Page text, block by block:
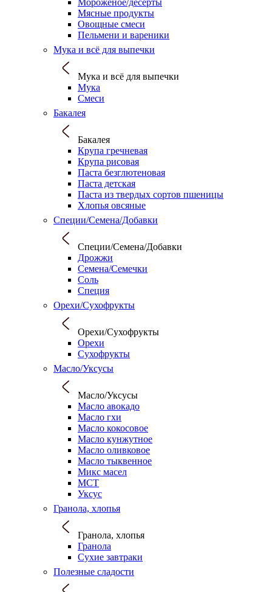
Мясные продукты
Овощные смеси
Пельмени и вареники
Мука и всё для выпечки
Мука и всё для выпечки
Мука
Смеси
Бакалея
Бакалея
Крупа гречневая
Крупа рисовая
Паста безглютеновая
Паста детская
Паста из твердых сортов пшеницы
Хлопья овсяные
Специи/Семена/Добавки
Специи/Семена/Добавки
Дрожжи
Семена/Семечки
Соль
Специя
Орехи/Сухофрукты
Орехи/Сухофрукты
Орехи
Сухофрукты
Масло/Уксусы
Масло/Уксусы
Масло авокадо
Масло гхи
Масло кокосовое
Масло кунжутное
Масло оливковое
Масло тыквенное
Микс масел
МСТ
Уксус
Гранола, хлопья
Гранола, хлопья
Гранола
Сухие завтраки
Полезные сладости